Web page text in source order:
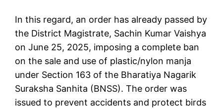
In this regard, an order has already passed by
the District Magistrate, Sachin Kumar Vaishya
on June 25, 2025, imposing a complete ban
on the sale and use of plastic/nylon manja
under Section 163 of the Bharatiya Nagarik
Suraksha Sanhita (BNSS). The order was
issued to prevent accidents and protect birds